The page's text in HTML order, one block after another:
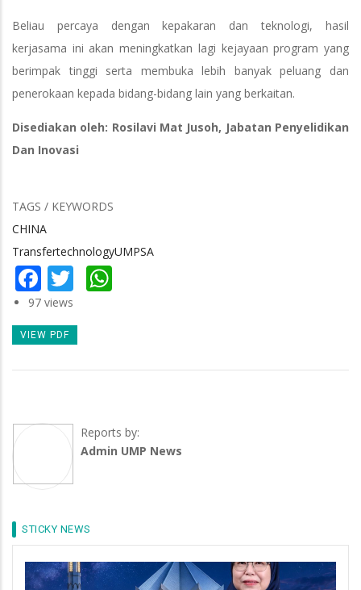
Beliau percaya dengan kepakaran dan teknologi, hasil
kerjasama ini akan meningkatkan lagi kejayaan program yang
berimpak tinggi serta membuka lebih banyak peluang dan
penerokaan kepada bidang-bidang lain yang berkaitan.
Disediakan oleh: Rosilavi Mat Jusoh, Jabatan Penyelidikan
Dan Inovasi
TAGS / KEYWORDS
CHINA
TransfertechnologyUMPSA
Facebook
Twitter
97 views
VIEW PDF
Reports by:
Admin UMP News
STICKY NEWS